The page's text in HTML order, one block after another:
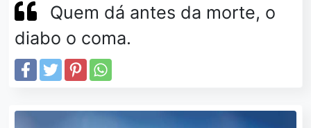
Quem dá antes da morte, o
diabo o coma.